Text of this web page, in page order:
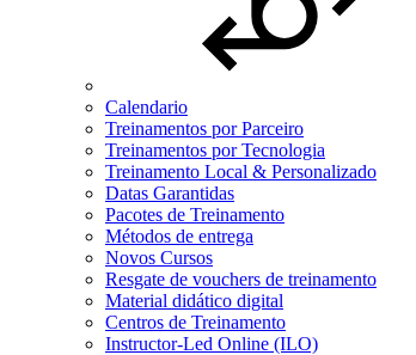
Calendario
Treinamentos por Parceiro
Treinamentos por Tecnologia
Treinamento Local & Personalizado
Datas Garantidas
Pacotes de Treinamento
Métodos de entrega
Novos Cursos
Resgate de vouchers de treinamento
Material didático digital
Centros de Treinamento
Instructor-Led Online (ILO)